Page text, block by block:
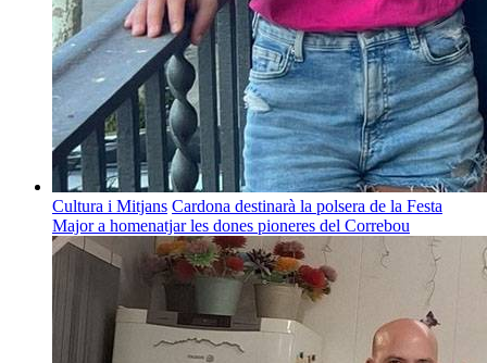
Cultura i Mitjans Cardona destinarà la polsera de la Festa
Major a homenatjar les dones pioneres del Correbou